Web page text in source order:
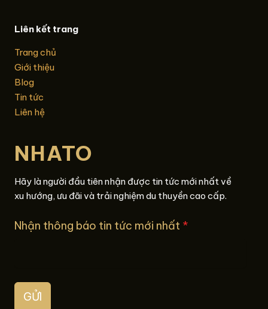
Liên kết trang
Trang chủ
Giới thiệu
Blog
Tin tức
Liên hệ
NHATO
Hãy là người đầu tiên nhận được tin tức mới nhất về
xu hướng, ưu đãi và trải nghiệm du thuyền cao cấp.
Nhận thông báo tin tức mới nhất *
GỬI